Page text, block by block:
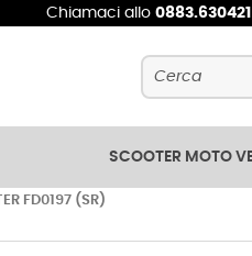
Chiamaci allo 0883.630421
Cerca
SCOOTER MOTO
FD0197 (SR)